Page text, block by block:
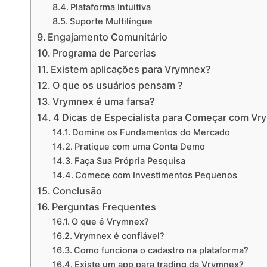
Plataforma Intuitiva
Suporte Multilíngue
Engajamento Comunitário
Programa de Parcerias
Existem aplicações para Vrymnex?
O que os usuários pensam ?
Vrymnex é uma farsa?
4 Dicas de Especialista para Começar com
Domine os Fundamentos do Mercado
Pratique com uma Conta Demo
Faça Sua Própria Pesquisa
Comece com Investimentos Pequenos
Conclusão
Perguntas Frequentes
O que é Vrymnex?
Vrymnex é confiável?
Como funciona o cadastro na plataforma?
Existe um app para trading da Vrymnex?